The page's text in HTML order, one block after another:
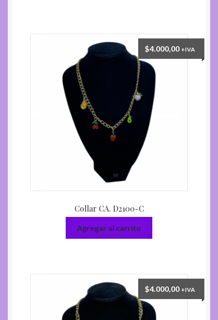
Collar CA. D2100-C
$4.000,00 +IVA
Agregar al carrito
$4.000,00 +IVA